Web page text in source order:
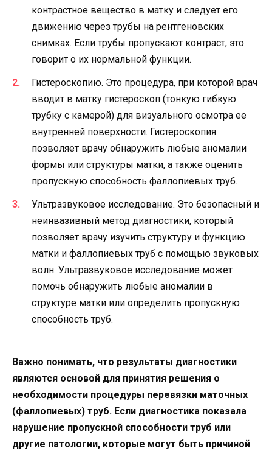
контрастное вещество в матку и следует его
движению через трубы на рентгеновских
снимках. Если трубы пропускают контраст, это
говорит о их нормальной функции.
Гистероскопию. Это процедура, при которой врач
вводит в матку гистероскоп (тонкую гибкую
трубку с камерой) для визуального осмотра ее
внутренней поверхности. Гистероскопия
позволяет врачу обнаружить любые аномалии
формы или структуры матки, а также оценить
пропускную способность фаллопиевых труб.
Ультразвуковое исследование. Это безопасный и
неинвазивный метод диагностики, который
позволяет врачу изучить структуру и функцию
матки и фаллопиевых труб с помощью звуковых
волн. Ультразвуковое исследование может
помочь обнаружить любые аномалии в
структуре матки или определить пропускную
способность труб.
Важно понимать, что результаты диагностики
являются основой для принятия решения о
необходимости процедуры перевязки маточных
(фаллопиевых) труб. Если диагностика показала
нарушение пропускной способности труб или
другие патологии, которые могут быть причиной